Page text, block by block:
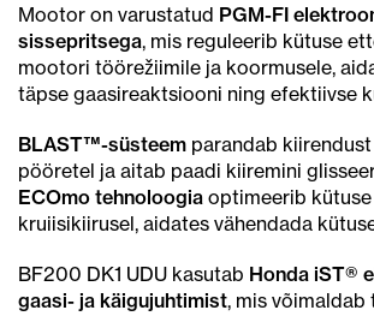
Mootor on varustatud PGM-FI
sissepritsega, mis reguleerib kütuse
mootori töörežiimile ja koormusele,
täpse gaasireaktsiooni ning efektiivse
BLAST™-süsteem parandab
pööretel ja aitab paadi kiiremini
ECOmo tehnoloogia optimeerib kütuse
kruiisikiirusel, aidates vähendada
BF200 DK1 UDU kasutab Honda iST®
gaasi- ja käigujuhtimist, mis võimaldab